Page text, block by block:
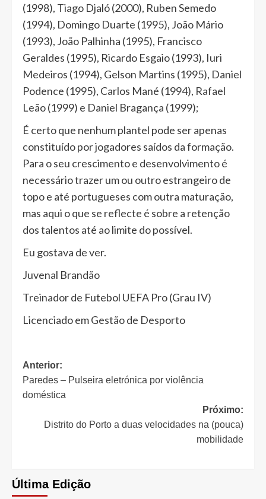
(1998), Tiago Djaló (2000), Ruben Semedo
(1994), Domingo Duarte (1995), João Mário
(1993), João Palhinha (1995), Francisco
Geraldes (1995), Ricardo Esgaio (1993), Iuri
Medeiros (1994), Gelson Martins (1995), Daniel
Podence (1995), Carlos Mané (1994), Rafael
Leão (1999) e Daniel Bragança (1999);
É certo que nenhum plantel pode ser apenas
constituído por jogadores saídos da formação.
Para o seu crescimento e desenvolvimento é
necessário trazer um ou outro estrangeiro de
topo e até portugueses com outra maturação,
mas aqui o que se reflecte é sobre a retenção
dos talentos até ao limite do possível.
Eu gostava de ver.
Juvenal Brandão
Treinador de Futebol UEFA Pro (Grau IV)
Licenciado em Gestão de Desporto
Navegação
de
Anterior:
Paredes – Pulseira eletrónica por violência
doméstica
Próximo:
Distrito do Porto a duas velocidades na (pouca)
mobilidade
Última Edição